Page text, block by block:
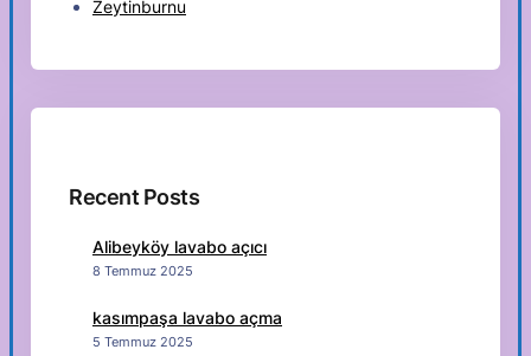
Zeytinburnu
Recent Posts
Alibeyköy lavabo açıcı
8 Temmuz 2025
kasımpaşa lavabo açma
5 Temmuz 2025